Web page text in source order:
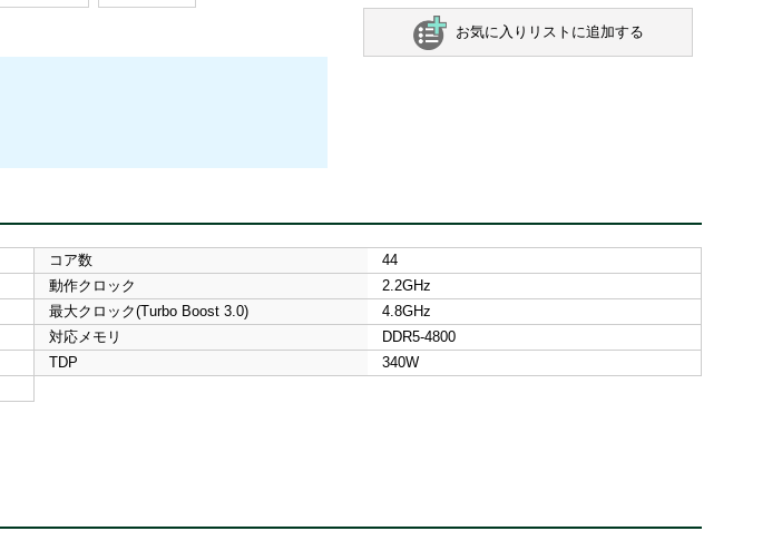
お気に入りリストに追加する
コア数
44
動作クロック
2.2GHz
最大クロック(Turbo Boost 3.0)
4.8GHz
対応メモリ
DDR5-4800
TDP
340W